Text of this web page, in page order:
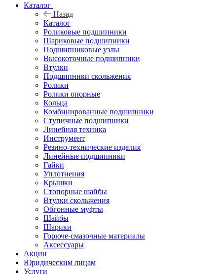
Каталог
Назад
Каталог
Роликовые подшипники
Шариковые подшипники
Подшипниковые узлы
Высокоточные подшипники
Втулки
Подшипники скольжения
Ролики
Ролики опорные
Кольца
Комбинированные подшипники
Ступичные подшипники
Линейная техника
Инструмент
Резино-технические изделия
Линейные подшипники
Гайки
Уплотнения
Крышки
Стопорные шайбы
Втулки скольжения
Обгонные муфты
Шайбы
Шарики
Горюче-смазочные материалы
Аксессуары
Акции
Юридическим лицам
Услуги